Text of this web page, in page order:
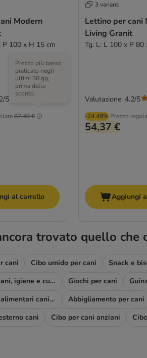
Modern
P 100 x H 15 cm
87,49 €
Prezzo più basso
praticato negli
ultimi 30 gg,
prima dello
sconto.
5
al carrello
3 varianti
Lettino per cani
Living Granit
Tg. L: L 100 x P 80
-24.48% Prezzo
54,37 €
Valutazione: 4.2/5
Aggiungi
trovato quello che
cani Cibo umido per cani Snack e
Toelettatura cani, igiene e cura
Giochi per cani
Complementi alimentari cani e diete
Abbigliamento per cani
cani
Cibo per cani anziani